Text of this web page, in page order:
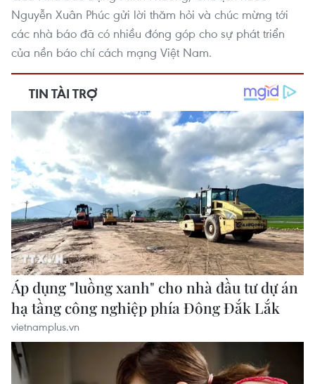
Nguyễn Xuân Phúc gửi lời thăm hỏi và chúc mừng tới
các nhà báo đã có nhiều đóng góp cho sự phát triển
của nền báo chí cách mạng Việt Nam.